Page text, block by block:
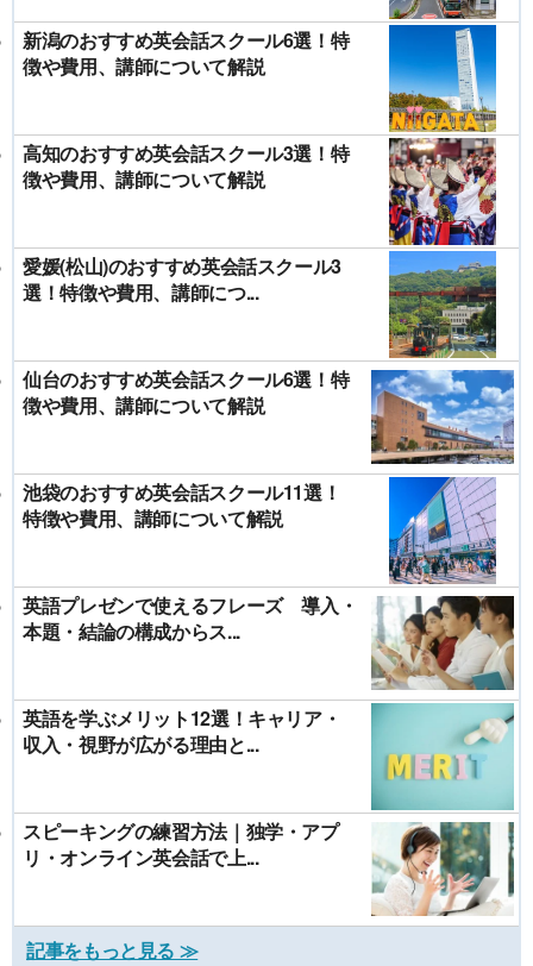
新潟のおすすめ英会話スクール6選！特
徴や費用、講師について解説
高知のおすすめ英会話スクール3選！特
徴や費用、講師について解説
愛媛(松山)のおすすめ英会話スクール3
選！特徴や費用、講師につ...
仙台のおすすめ英会話スクール6選！特
徴や費用、講師について解説
池袋のおすすめ英会話スクール11選！
特徴や費用、講師について解説
英語プレゼンで使えるフレーズ 導入・
本題・結論の構成からス...
英語を学ぶメリット12選！キャリア・
収入・視野が広がる理由と...
スピーキングの練習方法｜独学・アプ
リ・オンライン英会話で上...
記事をもっと見る ≫